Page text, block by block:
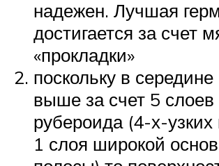
надежен. Лучшая
достигается за счет
«прокладки»
поскольку в середине
выше за счет 5 слоев
рубероида (4-х-узких
1 слоя широкой